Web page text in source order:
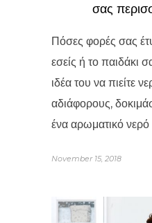
σας
Πόσες φορές σας
εσείς ή το παιδάκι
ιδέα του να πιείτε
αδιάφορους,
ένα αρωματικό
November 15, 2018